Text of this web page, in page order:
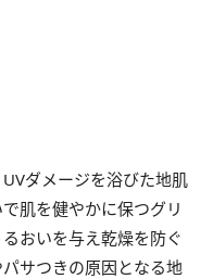
ダメージを浴びた地肌
肌を健やかに保つグリ
おいを与え乾燥を防ぐ
サつきの原因となる地